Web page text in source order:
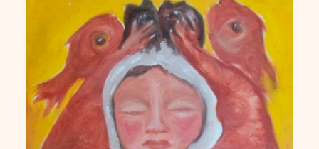
Vitória Basaia